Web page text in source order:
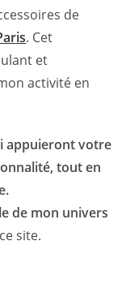
de
. Cet
et
activité en
appuieront votre
tout en
de mon univers
site.